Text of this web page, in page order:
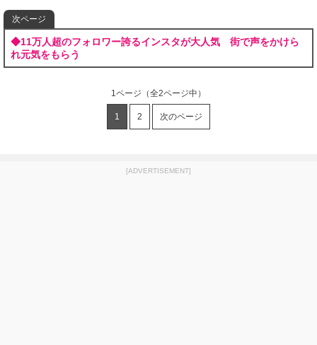
次ページ
◆11万人超のフォロワー誇るインスタが大人気 街で声をかけら
れ元気をもらう
1ページ （全2ページ中）
1 2 次のページ
[ADVERTISEMENT]